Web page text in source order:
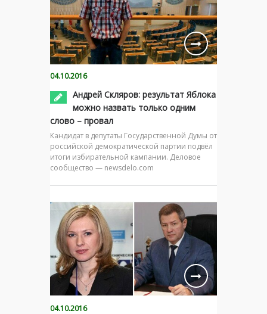
04.10.2016
Андрей Скляров: результат Яблока
можно назвать только одним
слово – провал
Кандидат в депутаты Государственной Думы от
российской демократической партии подвёл
итоги избирательной кампании. Деловое
сообщество — newsdelo.com
04.10.2016